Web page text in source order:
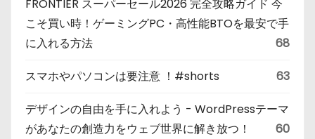
FRONTIER スーパーセール2026 完全攻略ガイド 今
こそ買い時！ゲーミングPC・高性能BTOを最安で手
に入れる方法
68
スマホやパソコンは要注意 ！#shorts 63
デザインの自由を手に入れよう - WordPressテーマ
があなたの創造力をウェブ世界に解き放つ！
60